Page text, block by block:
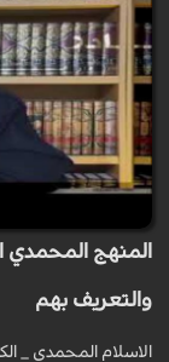
المنهج المحمدي
والتعريف بهم
الاسلام المحمدي _